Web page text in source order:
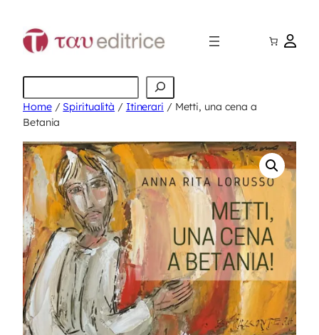
contenuto
Cerca
Home/ Spiritualità / Itinerari / Metti, una cena a
Betania